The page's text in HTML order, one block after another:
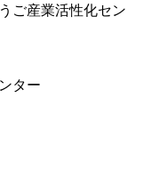
ご産業活性化セン
ター